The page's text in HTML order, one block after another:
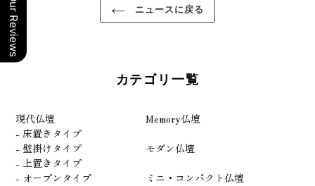
ニュースに戻る
カテゴリ一覧
現代仏壇
- 床置きタイプ
- 壁掛けタイプ
- 上置きタイプ
- オープンタイプ
Memory仏壇
モダン仏壇
ミニ・コンパクト仏壇
Our Reviews